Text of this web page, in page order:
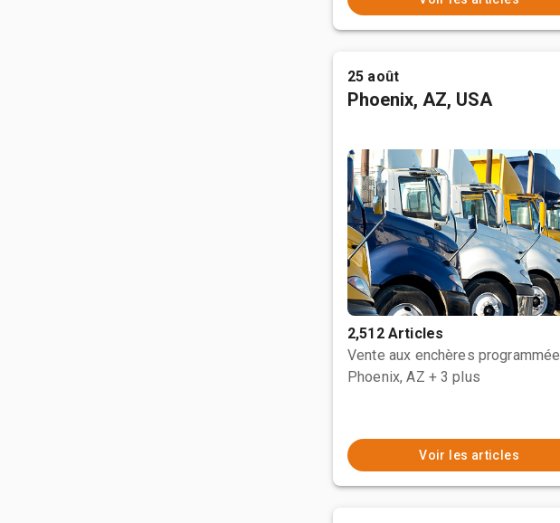
25 août
Phoenix, AZ, USA
2,512 Articles
Vente aux enchères programmée
Phoenix, AZ + 3 plus
Voir les articles